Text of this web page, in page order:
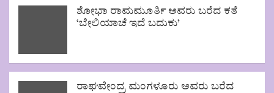
ಶೋಭಾ ರಾಮಮೂರ್ತಿ ಅವರು ಬರೆದ ಕತೆ
‘ಬೇಲಿಯಾಚೆ ಇದೆ ಬದುಕು’
ರಾಘವೇಂದ್ರ ಮಂಗಳೂರು ಅವರು ಬರೆದ